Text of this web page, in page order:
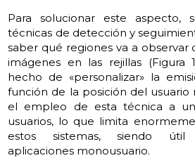
Para solucionar este aspecto,
técnicas de detección y
saber qué regiones va a observar
imágenes en las rejillas (Figura
hecho de «personalizar» la
función de la posición del
el empleo de esta técnica a
usuarios, lo que limita
estos sistemas, siendo útil
aplicaciones monousuario.